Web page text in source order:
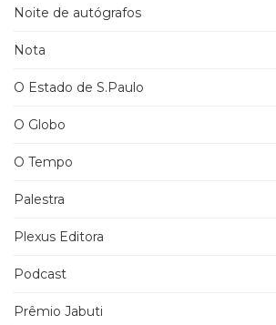
Noite de autógrafos
Nota
O Estado de S.Paulo
O Globo
O Tempo
Palestra
Plexus Editora
Podcast
Prêmio Jabuti